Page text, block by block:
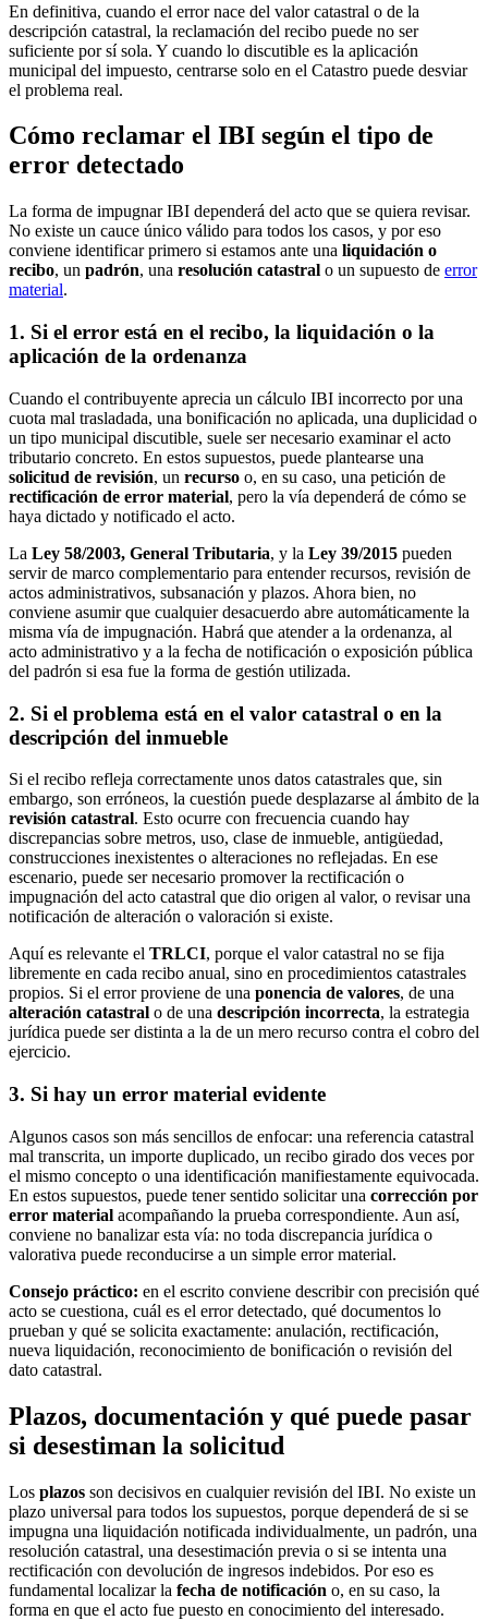
En definitiva, cuando el error nace del valor catastral o de la
descripción catastral, la reclamación del recibo puede no ser
suficiente por sí sola. Y cuando lo discutible es la aplicación
municipal del impuesto, centrarse solo en el Catastro puede desviar
el problema real.
Cómo reclamar el IBI según el tipo de
error detectado
La forma de impugnar IBI dependerá del acto que se quiera revisar.
No existe un cauce único válido para todos los casos, y por eso
conviene identificar primero si estamos ante una liquidación o
recibo, un padrón, una resolución catastral o un supuesto de error
material.
1. Si el error está en el recibo, la liquidación o la
aplicación de la ordenanza
Cuando el contribuyente aprecia un cálculo IBI incorrecto por una
cuota mal trasladada, una bonificación no aplicada, una duplicidad o
un tipo municipal discutible, suele ser necesario examinar el acto
tributario concreto. En estos supuestos, puede plantearse una
solicitud de revisión, un recurso o, en su caso, una petición de
rectificación de error material, pero la vía dependerá de cómo se
haya dictado y notificado el acto.
La Ley 58/2003, General Tributaria, y la Ley 39/2015 pueden
servir de marco complementario para entender recursos, revisión de
actos administrativos, subsanación y plazos. Ahora bien, no
conviene asumir que cualquier desacuerdo abre automáticamente la
misma vía de impugnación. Habrá que atender a la ordenanza, al
acto administrativo y a la fecha de notificación o exposición pública
del padrón si esa fue la forma de gestión utilizada.
2. Si el problema está en el valor catastral o en la
descripción del inmueble
Si el recibo refleja correctamente unos datos catastrales que, sin
embargo, son erróneos, la cuestión puede desplazarse al ámbito de la
revisión catastral. Esto ocurre con frecuencia cuando hay
discrepancias sobre metros, uso, clase de inmueble, antigüedad,
construcciones inexistentes o alteraciones no reflejadas. En ese
escenario, puede ser necesario promover la rectificación o
impugnación del acto catastral que dio origen al valor, o revisar una
notificación de alteración o valoración si existe.
Aquí es relevante el TRLCI, porque el valor catastral no se fija
libremente en cada recibo anual, sino en procedimientos catastrales
propios. Si el error proviene de una ponencia de valores, de una
alteración catastral o de una descripción incorrecta, la estrategia
jurídica puede ser distinta a la de un mero recurso contra el cobro del
ejercicio.
3. Si hay un error material evidente
Algunos casos son más sencillos de enfocar: una referencia catastral
mal transcrita, un importe duplicado, un recibo girado dos veces por
el mismo concepto o una identificación manifiestamente equivocada.
En estos supuestos, puede tener sentido solicitar una corrección por
error material acompañando la prueba correspondiente. Aun así,
conviene no banalizar esta vía: no toda discrepancia jurídica o
valorativa puede reconducirse a un simple error material.
Consejo práctico: en el escrito conviene describir con precisión qué
acto se cuestiona, cuál es el error detectado, qué documentos lo
prueban y qué se solicita exactamente: anulación, rectificación,
nueva liquidación, reconocimiento de bonificación o revisión del
dato catastral.
Plazos, documentación y qué puede pasar
si desestiman la solicitud
Los plazos son decisivos en cualquier revisión del IBI. No existe un
plazo universal para todos los supuestos, porque dependerá de si se
impugna una liquidación notificada individualmente, un padrón, una
resolución catastral, una desestimación previa o si se intenta una
rectificación con devolución de ingresos indebidos. Por eso es
fundamental localizar la fecha de notificación o, en su caso, la
forma en que el acto fue puesto en conocimiento del interesado.